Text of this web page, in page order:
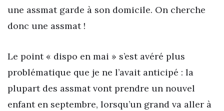
une assmat garde à son domicile. On cherche
donc une assmat !
Le point « dispo en mai » s’est avéré plus
problématique que je ne l’avait anticipé : la
plupart des assmat vont prendre un nouvel
enfant en septembre, lorsqu’un grand va aller à